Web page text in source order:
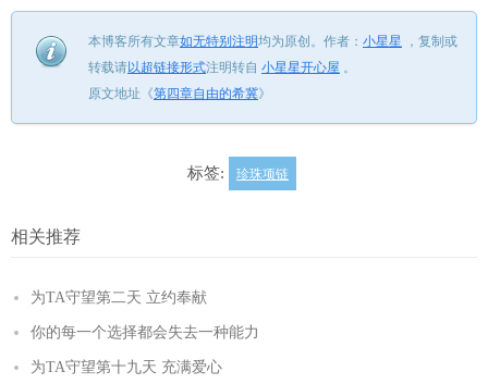
本博客所有文章如无特别注明均为原创。 作者： 小星星 ， 复制或
转载请以超链接形式注明转自 小星星开心屋 。
原文地址《第四章自由的希冀》
标签: 珍珠项链
相关推荐
为TA守望第二天 立约奉献
你的每一个选择都会失去一种能力
为TA守望第十九天 充满爱心